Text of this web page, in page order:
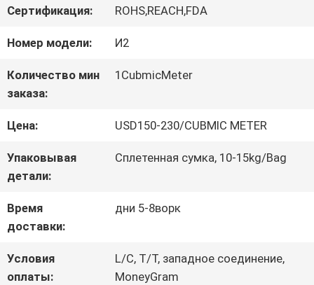
ЗАВОДУ
КОНТРОЛЬ
КАЧЕСТВА
СВЯЖИТЕСЬ
С
НАМИ
ЗАПРОСИТЕ
Сертификация: ROHS,REACH,FDA
Номер модели: И2
Количество мин
заказа:
1CubmicMeter
Цена: USD150-230/CUBMIC METER
Упаковывая
детали:
Сплетенная сумка, 10-15kg/Bag
Время
доставки:
дни 5-8ворк
Условия
оплаты:
L/C, T/T, западное соединение,
MoneyGram